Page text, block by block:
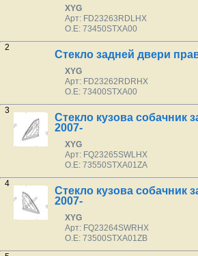
XYG
Арт: FD23263RDLHX
O.E: 73450STXA00
2
Стекло задней двери
XYG
Арт: FD23262RDRHX
O.E: 73400STXA00
3
Стекло кузова собачник
2007-
XYG
Арт: FQ23265SWLHX
O.E: 73550STXA01ZA
4
Стекло кузова собачник
2007-
XYG
Арт: FQ23264SWRHX
O.E: 73500STXA01ZB